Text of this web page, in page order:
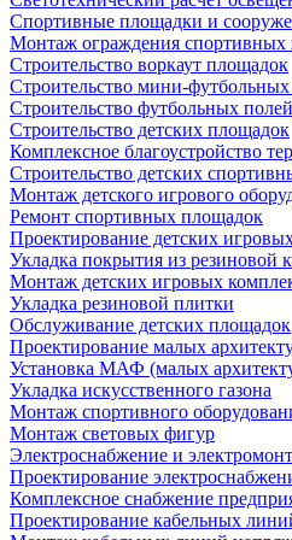
Спортивные площадки и
Монтаж ограждения спортивных
Строительство воркаут площадок
Строительство мини-
Строительство футбольных полей
Строительство детских площадок
Комплексное благоустройство
Строительство детских
Монтаж детского игрового
Ремонт спортивных площадок
Проектирование детских
Укладка покрытия из резиновой
Монтаж детских игровых
Укладка резиновой плитки
Обслуживание детских площадок
Проектирование малых
Установка МАФ (малых
Укладка искусственного газона
Монтаж спортивного
Монтаж световых фигур
Электроснабжение и
Проектирование
Комплексное снабжение
Проектирование кабельных